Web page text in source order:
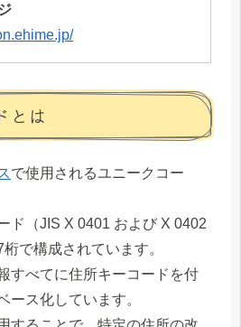
とは
で使用されるユニークコー
ド（JIS X 0401 および X 0402
で構成されています。
すべてに住所キーコードを付
ース化しています。